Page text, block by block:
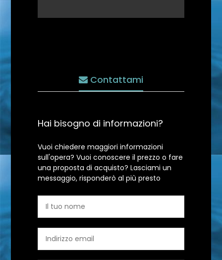
Contattami
Hai bisogno di informazioni?
Vuoi chiedere maggiori informazioni
sull'opera? Vuoi conoscere il prezzo o fare
una proposta di acquisto? Lasciami un
messaggio, risponderò al più presto